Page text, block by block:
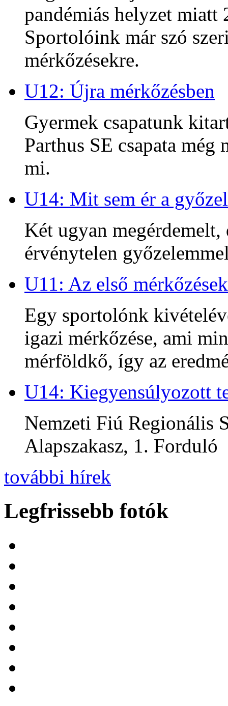
pandémiás helyzet
Sportolóink már szó
mérkőzésekre.
U12: Újra mérkőzésben
Gyermek csapatunk
Parthus SE csapata
mi.
U14: Mit sem ér a
Két ugyan
érvénytelen
U11: Az első mérkőzések
Egy sportolónk
igazi mérkőzése, ami
mérföldkő, így az
U14: Kiegyensúlyozott
Nemzeti Fiú Regionális
Alapszakasz, 1. Forduló
további hírek
Legfrissebb fotók